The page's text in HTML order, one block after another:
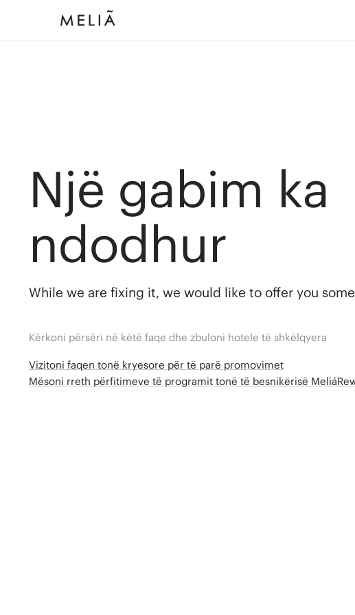
Një gabim ka
ndodhur
While we are fixing it, we would like to offer you
Kërkoni përsëri në këtë faqe dhe zbuloni hotele të shkëlqyera
Vizitoni faqen tonë kryesore për të parë promovimet
Mësoni rreth përfitimeve të programit tonë të besnikërisë